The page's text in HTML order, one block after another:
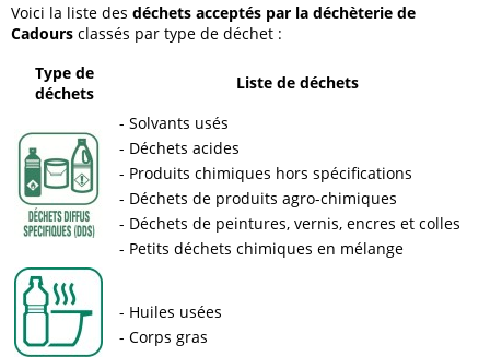
Voici la liste des déchets acceptés par la déchèterie de
Cadours classés par type de déchet :
Type de
déchets
Liste de déchets
Solvants usés
Déchets acides
Produits chimiques hors spécifications
Déchets de produits agro-chimiques
Déchets de peintures, vernis, encres et colles
Petits déchets chimiques en mélange
Huiles usées
Corps gras